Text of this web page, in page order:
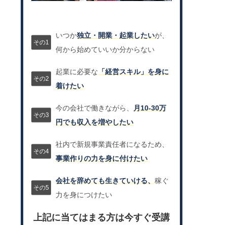
いつか独立・開業・起業したいが、
何から始めていいか分からない
起業に必要な 「経営スキル」を身に
着けたい
今の会社で働きながら、
月10-30万
円でも収入を増やしたい
社内で新規事業責任者になるため、
事業作りの力を身に付けたい
会社を辞めても生きていける、 稼ぐ
力を身につけたい
上記に当てはまる方は今すぐ受講